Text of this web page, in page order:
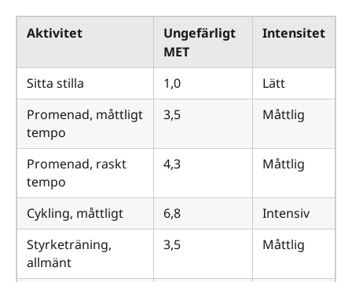
Aktivitet
Ungefärligt
MET
Intensitet
Sitta stilla 1,0
Lätt
Promenad, måttligt
tempo
3,5 Måttlig
Promenad, raskt
tempo
4,3 Måttlig
Cykling, måttligt 6,8
Intensiv
Styrketräning,
allmänt
3,5 Måttlig